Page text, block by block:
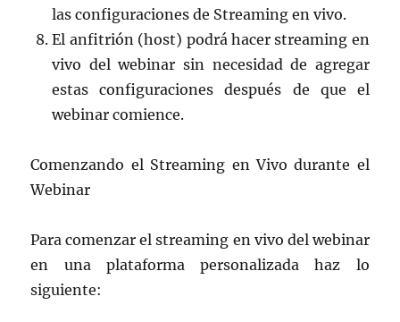
las configuraciones de Streaming en vivo.
El anfitrión (host) podrá hacer streaming en
vivo del webinar sin necesidad de agregar
estas configuraciones después de que el
webinar comience.
Comenzando el Streaming en Vivo durante el
Webinar
Para comenzar el streaming en vivo del webinar
en una plataforma personalizada haz lo
siguiente: